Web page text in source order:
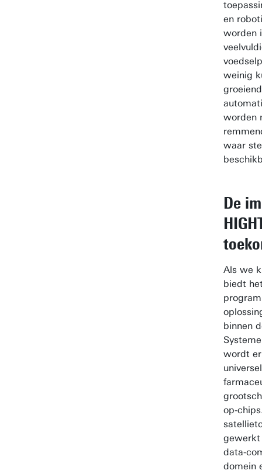
en
worden
weinig
worden
waar
De
Als we
biedt
binnen
wordt
op-
gewerkt
data-
domein